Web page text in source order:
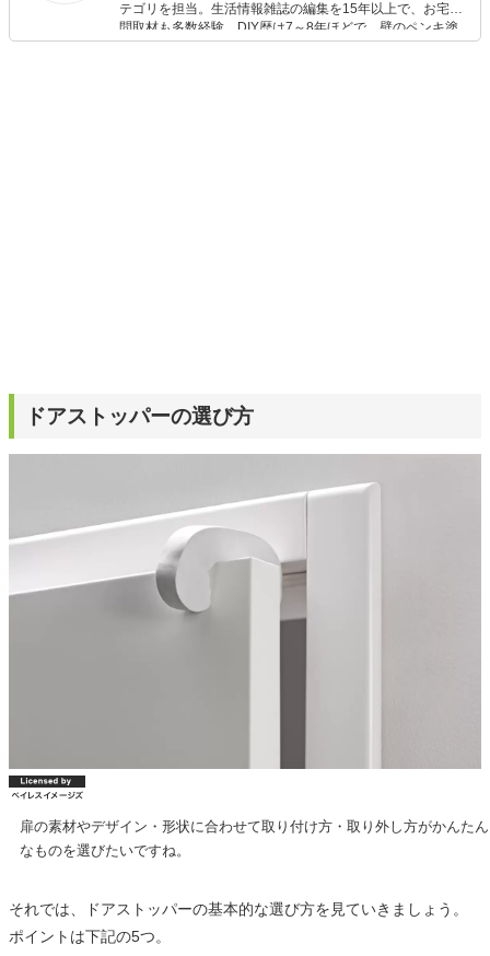
テゴリを担当。生活情報雑誌の編集を15年以上で、お宅訪
問取材も多数経験。DIY歴は7～8年ほどで、壁のペンキ塗
りや壁紙チェンジなどもチャレンジ済み。初心者でもモノ
ドアストッパーの選び方
扉の素材やデザイン・形状に合わせて取り付け方・取り外し方がかんたん
なものを選びたいですね。
それでは、ドアストッパーの基本的な選び方を見ていきましょう。
ポイントは下記の5つ。